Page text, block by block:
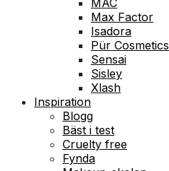
Max Factor
Isadora
Pür Cosmetics
Sensai
Sisley
Xlash
Inspiration
Blogg
Bäst i test
Cruelty free
Fynda